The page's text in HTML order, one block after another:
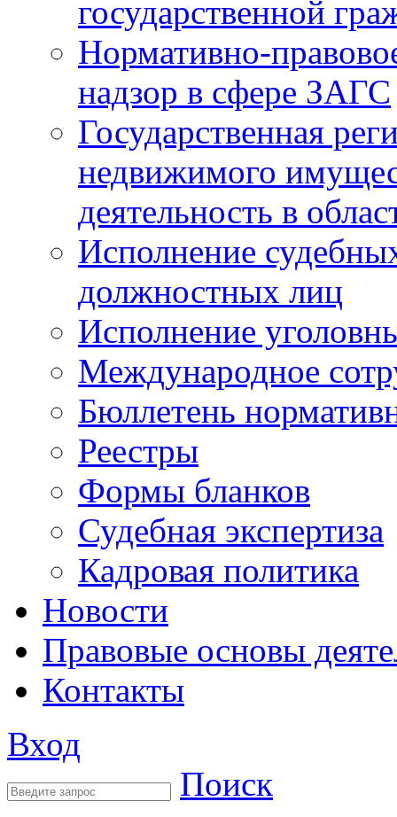
государственной
Нормативно-
надзор в сфере ЗАГС
Государственная
недвижимого
деятельность в
Исполнение
должностных лиц
Исполнение
Международное
Бюллетень
Реестры
Формы бланков
Судебная экспертиза
Кадровая политика
Новости
Правовые основы
Контакты
Вход
Поиск